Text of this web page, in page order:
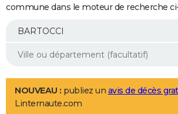
Essais
Réserver un essai
Citadines
Berlines
SUV
Forum auto
+
Mobiles
Meilleur smartphone
Internet
Ordinateurs
Jeux vidéo
Guide high-tech
Aménagement intérieur
LIFESTYLE
Art de vivre
Bien-être
Loisirs
Mode
Modes de vie
commune dans le moteur de recherche
NOUVEAU : publiez un avis de décès
Linternaute.com